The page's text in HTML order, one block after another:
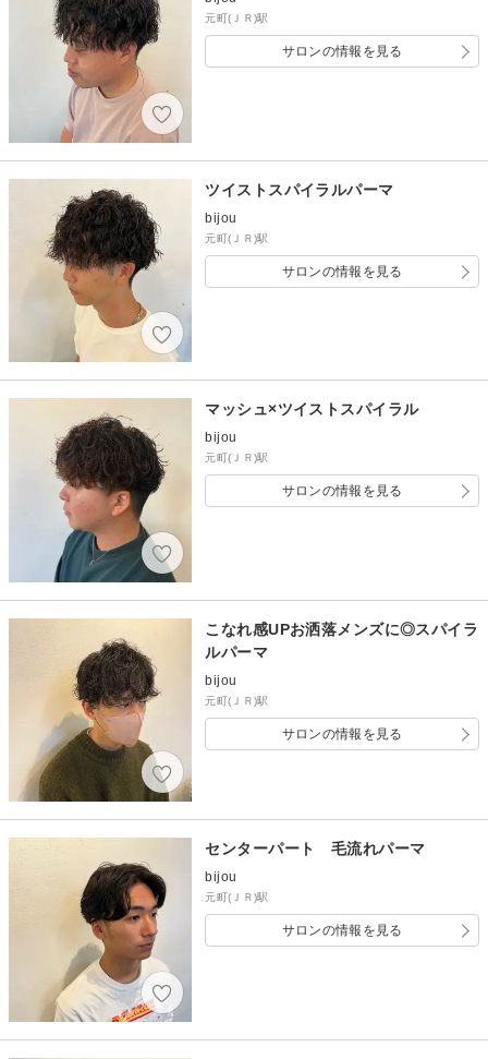
元町(ＪＲ)駅
サロンの情報を見る
ツイストスパイラルパーマ
bijou
元町(ＪＲ)駅
サロンの情報を見る
マッシュ×ツイストスパイラル
bijou
元町(ＪＲ)駅
サロンの情報を見る
こなれ感UPお洒落メンズに◎スパイラ
ルパーマ
bijou
元町(ＪＲ)駅
サロンの情報を見る
センターパート 毛流れパーマ
bijou
元町(ＪＲ)駅
サロンの情報を見る